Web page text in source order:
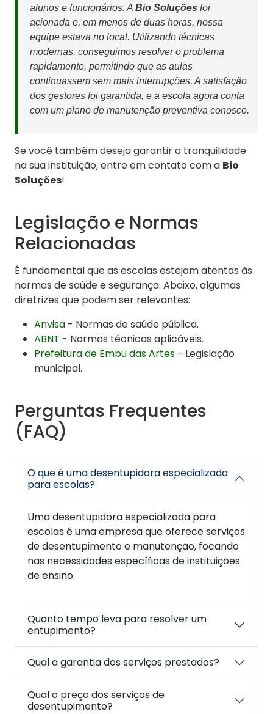
alunos e funcionários. A Bio Soluções foi
acionada e, em menos de duas horas, nossa
equipe estava no local. Utilizando técnicas
modernas, conseguimos resolver o problema
rapidamente, permitindo que as aulas
continuassem sem mais interrupções. A satisfação
dos gestores foi garantida, e a escola agora conta
com um plano de manutenção preventiva conosco.
Se você também deseja garantir a tranquilidade
na sua instituição, entre em contato com a Bio
Soluções!
Legislação e Normas
Relacionadas
É fundamental que as escolas estejam atentas às
normas de saúde e segurança. Abaixo, algumas
diretrizes que podem ser relevantes:
Anvisa - Normas de saúde pública.
ABNT - Normas técnicas aplicáveis.
Prefeitura de Embu das Artes - Legislação
municipal.
Perguntas Frequentes
(FAQ)
O que é uma desentupidora especializada
para escolas?
Uma desentupidora especializada para
escolas é uma empresa que oferece serviços
de desentupimento e manutenção, focando
nas necessidades específicas de instituições
de ensino.
Quanto tempo leva para resolver um
entupimento?
Qual a garantia dos serviços prestados?
Qual o preço dos serviços de
desentupimento?